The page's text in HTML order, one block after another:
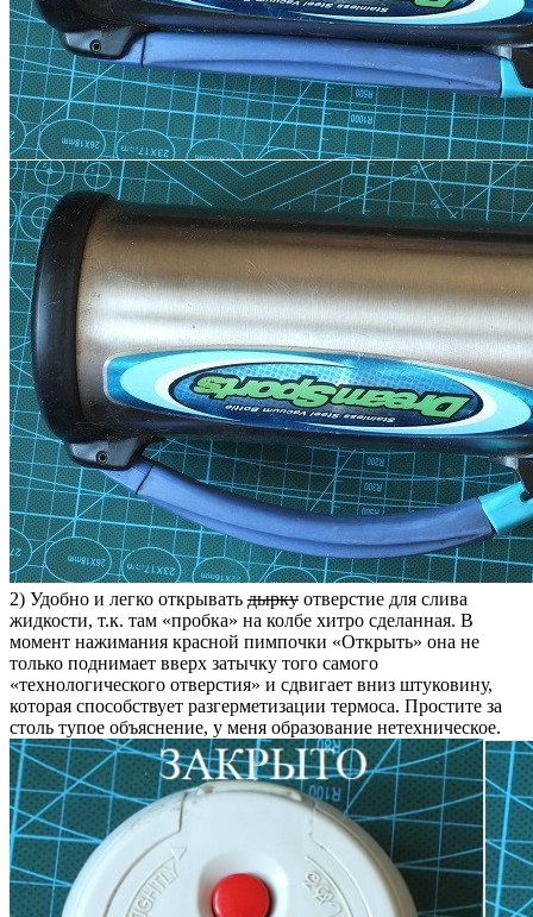
2) Удобно и легко открывать дырку отверстие для слива
жидкости, т.к. там «пробка» на колбе хитро сделанная. В
момент нажимания красной пимпочки «Открыть» она не
только поднимает вверх затычку того самого
«технологического отверстия» и сдвигает вниз штуковину,
которая способствует разгерметизации термоса. Простите за
столь тупое объяснение, у меня образование нетехническое.